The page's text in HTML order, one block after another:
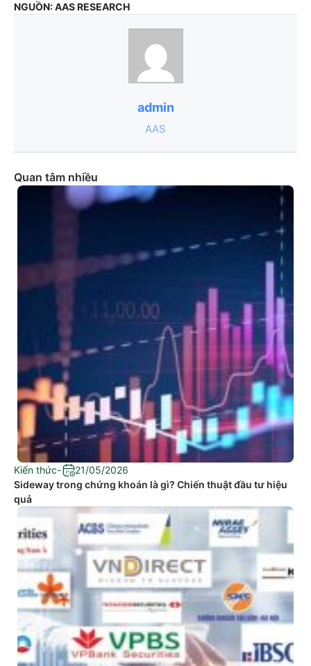
NGUỒN: AAS RESEARCH
admin
AAS
Quan tâm nhiều
Kiến thức-
21/05/2026
Sideway trong chứng khoán là gì? Chiến thuật đầu tư hiệu
quả